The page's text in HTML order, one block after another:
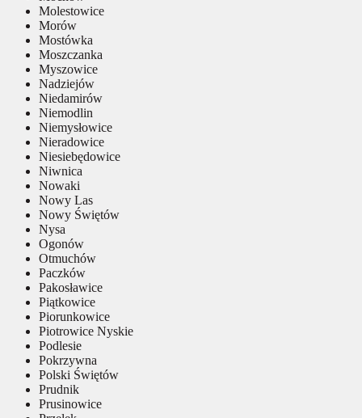
Molestowice
Morów
Mostówka
Moszczanka
Myszowice
Nadziejów
Niedamirów
Niemodlin
Niemysłowice
Nieradowice
Niesiebędowice
Niwnica
Nowaki
Nowy Las
Nowy Świętów
Nysa
Ogonów
Otmuchów
Paczków
Pakosławice
Piątkowice
Piorunkowice
Piotrowice Nyskie
Podlesie
Pokrzywna
Polski Świętów
Prudnik
Prusinowice